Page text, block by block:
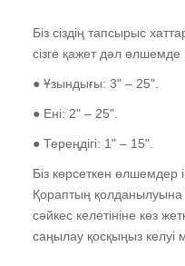
Біз сіздің тапсырыс
сізге қажет дәл
● Ұзындығы: 3" – 25".
● Ені: 2" – 25".
● Тереңдігі: 1" – 15".
Біз көрсеткен өлшемдер
Қораптың қолданылуына
сәйкес келетініне көз
саңылау қосқыңыз келуі